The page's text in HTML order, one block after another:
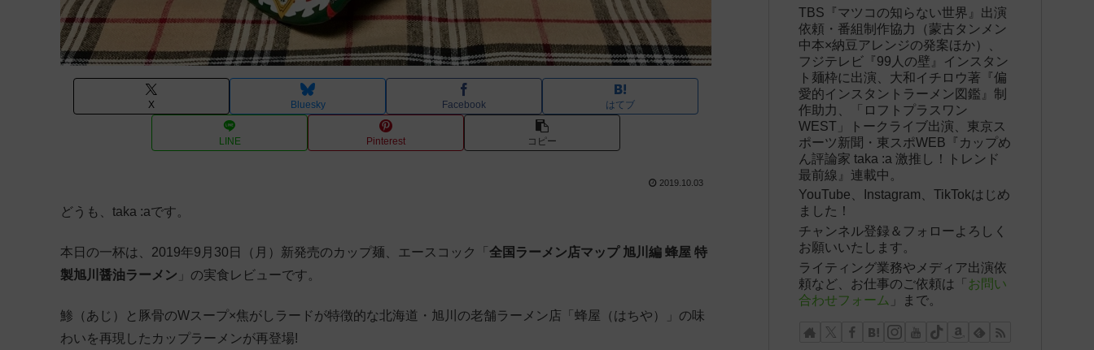
X Bluesky Facebook はてブ
LINE Pinterest コピー
2019.10.03
どうも、taka :aです。
本日の一杯は、2019年9月30日（月）新発売のカップ麺、エースコック「 全国ラーメン店マップ 旭川編 蜂屋 特
製旭川醤油ラーメン 」の実食レビューです。
鯵（あじ）と豚骨のWスープ×焦がしラードが特徴的な北海道・旭川の老舗ラーメン店「蜂屋（はちや）」の味
わいを再現したカップラーメンが再登場!
TBS『マツコの知らない世界』出演
依頼・番組制作協力（蒙古タンメン
中本×納豆アレンジの発案ほか）、
フジテレビ『99人の壁』インスタン
ト麺枠に出演、大和イチロウ著『偏
愛的インスタントラーメン図鑑』制
作助力、「ロフトプラスワン
WEST」トークライブ出演、東京ス
ポーツ新聞・東スポWEB『カップめ
ん評論家 taka :a 激推し！トレンド
最前線』連載中。
YouTube、Instagram、TikTokはじめ
ました！
チャンネル登録＆フォローよろしく
お願いいたします。
ライティング業務やメディア出演依
頼など、お仕事のご依頼は「 お問い
合わせフォーム 」まで。